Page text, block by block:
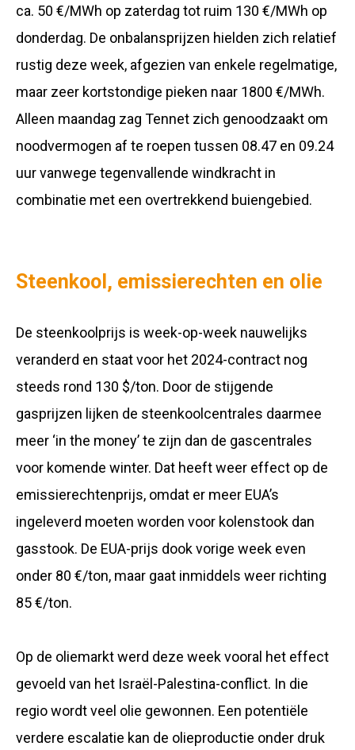
ca. 50 €/MWh op zaterdag tot ruim 130 €/MWh op
donderdag. De onbalansprijzen hielden zich relatief
rustig deze week, afgezien van enkele regelmatige,
maar zeer kortstondige pieken naar 1800 €/MWh.
Alleen maandag zag Tennet zich genoodzaakt om
noodvermogen af te roepen tussen 08.47 en 09.24
uur vanwege tegenvallende windkracht in
combinatie met een overtrekkend buiengebied.
Steenkool, emissierechten en olie
De steenkoolprijs is week-op-week nauwelijks
veranderd en staat voor het 2024-contract nog
steeds rond 130 $/ton. Door de stijgende
gasprijzen lijken de steenkoolcentrales daarmee
meer ‘in the money’ te zijn dan de gascentrales
voor komende winter. Dat heeft weer effect op de
emissierechtenprijs, omdat er meer EUA’s
ingeleverd moeten worden voor kolenstook dan
gasstook. De EUA-prijs dook vorige week even
onder 80 €/ton, maar gaat inmiddels weer richting
85 €/ton.
Op de oliemarkt werd deze week vooral het effect
gevoeld van het Israël-Palestina-conflict. In die
regio wordt veel olie gewonnen. Een potentiële
verdere escalatie kan de olieproductie onder druk